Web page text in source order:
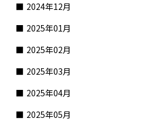
2024年12月
2025年01月
2025年02月
2025年03月
2025年04月
2025年05月